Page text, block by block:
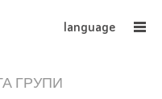
language
ГРУПИ